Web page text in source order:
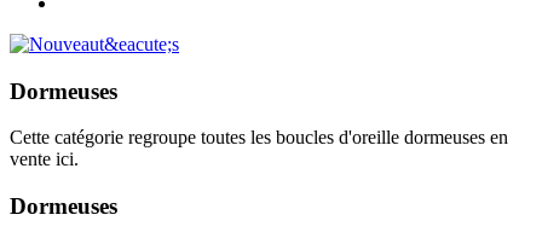
Dormeuses
Cette catégorie regroupe toutes les boucles d'oreille dormeuses en
vente ici.
Dormeuses